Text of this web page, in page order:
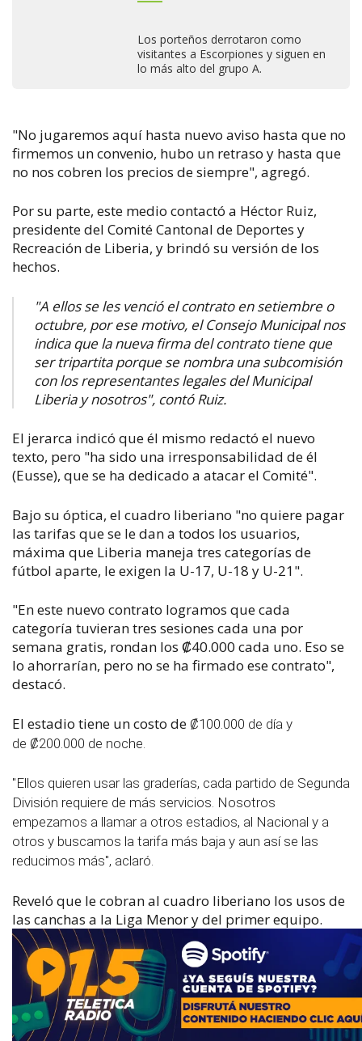
Los porteños derrotaron como
visitantes a Escorpiones y siguen en
lo más alto del grupo A.
"No jugaremos aquí hasta nuevo aviso hasta que no
firmemos un convenio, hubo un retraso y hasta que
no nos cobren los precios de siempre", agregó.
Por su parte, este medio contactó a Héctor Ruiz,
presidente del Comité Cantonal de Deportes y
Recreación de Liberia, y brindó su versión de los
hechos.
​​"A ellos se les venció el contrato en setiembre o
octubre, por ese motivo, el Consejo Municipal nos
indica que la nueva firma del contrato tiene que
ser tripartita porque se nombra una subcomisión
con los representantes legales del Municipal
Liberia y nosotros", contó Ruiz.
El jerarca indicó que él mismo redactó el nuevo
texto, pero "ha sido una irresponsabilidad de él
(Eusse), que se ha dedicado a atacar el Comité".
Bajo su óptica, el cuadro liberiano "no quiere pagar
las tarifas que se le dan a todos los usuarios,
máxima que Liberia maneja tres categorías de
fútbol aparte, le exigen la U-17, U-18 y U-21".
"En este nuevo contrato logramos que cada
categoría tuvieran tres sesiones cada una por
semana gratis, rondan los ₡40.000 cada uno. Eso se
lo ahorrarían, pero no se ha firmado ese contrato",
destacó.
El estadio tiene un costo de ₡100.000 de día y
de ₡200.000 de noche.
"Ellos quieren usar las graderías, cada partido de Segunda
División requiere de más servicios. Nosotros
empezamos a llamar a otros estadios, al Nacional y a
otros y buscamos la tarifa más baja y aun así se las
reducimos más", aclaró.
Reveló que le cobran al cuadro liberiano los usos de
las canchas a la Liga Menor y del primer equipo.